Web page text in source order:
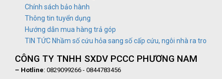
Chính sách bảo hành
Thông tin tuyển dụng
Hướng dẫn mua hàng trả góp
TIN TỨC Nhầm số cứu hỏa sang số cấp cứu, ngôi nhà ra tro
CÔNG TY TNHH SXDV PCCC PHƯƠNG NAM
– Hotline: 0829099266 - 0844783456